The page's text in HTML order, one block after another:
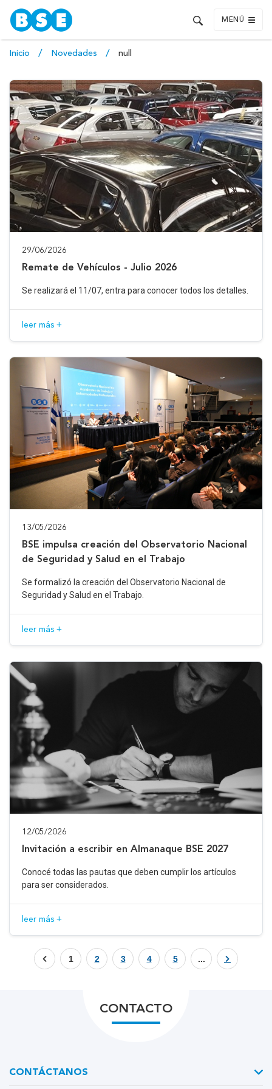
MENÚ
Inicio Novedades null
29/06/2026
Remate de Vehículos - Julio 2026
Se realizará el 11/07, entra para conocer todos los detalles.
leer más +
13/05/2026
BSE impulsa creación del Observatorio Nacional
de Seguridad y Salud en el Trabajo
Se formalizó la creación del Observatorio Nacional de
Seguridad y Salud en el Trabajo.
leer más +
12/05/2026
Invitación a escribir en Almanaque BSE 2027
Conocé todas las pautas que deben cumplir los artículos
para ser considerados.
leer más +
1 2 3 4 5 ...
CONTACTO
CONTÁCTANOS